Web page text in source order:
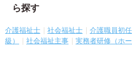
ら探す
介護福祉士 社会福祉士
介護職員初
級）
社会福祉主事 実務者研修（ホ